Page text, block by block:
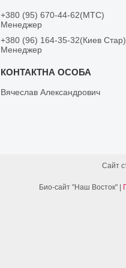
+380 (95) 670-44-62 МТС
Менеджер
+380 (96) 164-35-32 Киев Стар
Менеджер
Вячеслав Александрович
Сайт